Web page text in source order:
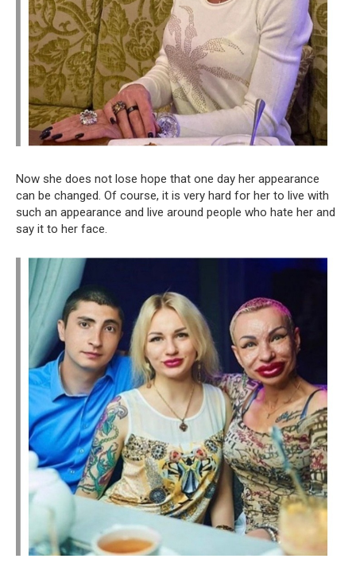
Now she does not lose hope that one day her appearance
can be changed. Of course, it is very hard for her to live with
such an appearance and live around people who hate her and
say it to her face.